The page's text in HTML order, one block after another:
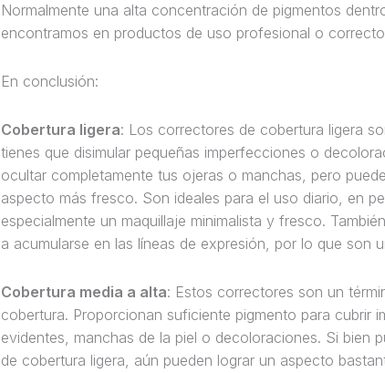
Normalmente una alta concentración de pigmentos
encontramos en productos de uso profesional o
En conclusión:
Cobertura ligera: Los correctores de cobertura ligera
tienes que disimular pequeñas imperfecciones o
ocultar completamente tus ojeras o manchas, pero
aspecto más fresco. Son ideales para el uso diario, en
especialmente un maquillaje minimalista y fresco.
a acumularse en las líneas de expresión, por lo que son
Cobertura media a alta: Estos correctores son un
cobertura. Proporcionan suficiente pigmento para cubrir
evidentes, manchas de la piel o decoloraciones. Si bien
de cobertura ligera, aún pueden lograr un aspecto